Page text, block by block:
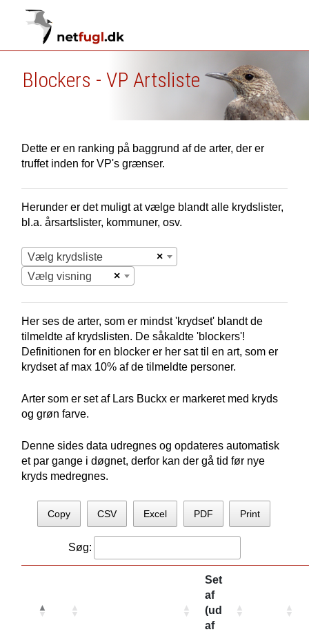
Blockers - VP Artsliste
Dette er en ranking på baggrund af de arter, der er
truffet inden for VP's grænser.
Herunder er det muligt at vælge blandt alle krydslister,
bl.a. årsartslister, kommuner, osv.
×
Vælg krydsliste
×
Vælg visning
Her ses de arter, som er mindst 'krydset' blandt de
tilmeldte af krydslisten. De såkaldte 'blockers'!
Definitionen for en blocker er her sat til en art, som er
krydset af max 10% af de tilmeldte personer.
Arter som er set af Lars Buckx er markeret med kryds
og grøn farve.
Denne sides data udregnes og opdateres automatisk
et par gange i døgnet, derfor kan der gå tid før nye
kryds medregnes.
Copy CSV Excel PDF Print
Søg:
Set
af
(ud
af